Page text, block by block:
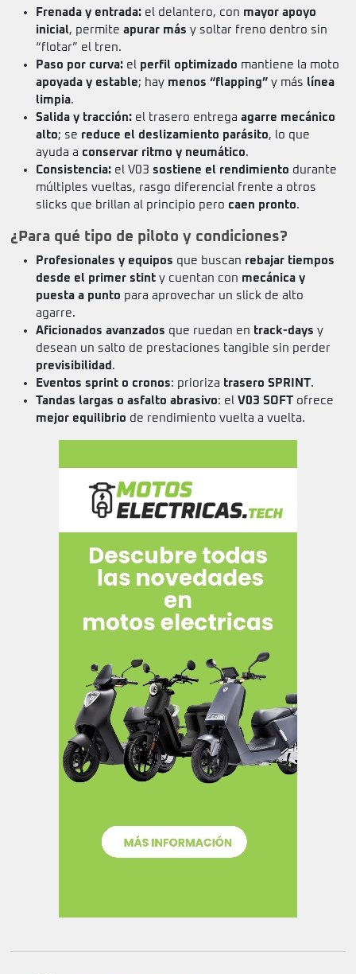
Frenada y entrada: el delantero, con mayor apoyo
inicial, permite apurar más y soltar freno dentro sin
“flotar” el tren.
Paso por curva: el perfil optimizado mantiene la moto
apoyada y estable; hay menos “flapping” y más línea
limpia.
Salida y tracción: el trasero entrega agarre mecánico
alto; se reduce el deslizamiento parásito, lo que
ayuda a conservar ritmo y neumático.
Consistencia: el V03 sostiene el rendimiento durante
múltiples vueltas, rasgo diferencial frente a otros
slicks que brillan al principio pero caen pronto.
¿Para qué tipo de piloto y condiciones?
Profesionales y equipos que buscan rebajar tiempos
desde el primer stint y cuentan con mecánica y
puesta a punto para aprovechar un slick de alto
agarre.
Aficionados avanzados que ruedan en track-days y
desean un salto de prestaciones tangible sin perder
previsibilidad .
Eventos sprint o cronos: prioriza trasero SPRINT.
Tandas largas o asfalto abrasivo: el V03 SOFT ofrece
mejor equilibrio de rendimiento vuelta a vuelta.